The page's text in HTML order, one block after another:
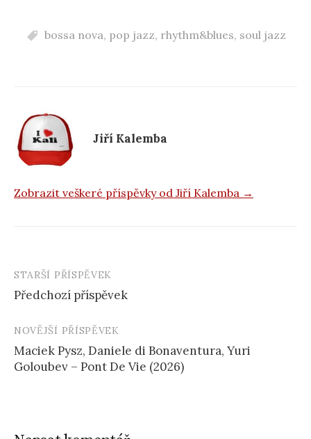
c
o
k
bossa nova, pop jazz, rhythm&blues, soul jazz
Jiří Kalemba
Zobrazit veškeré příspěvky od Jiří Kalemba →
Navigace
příspěvku
STARŠÍ PŘÍSPĚVEK
Předchozí příspěvek
NOVĚJŠÍ PŘÍSPĚVEK
Maciek Pysz, Daniele di Bonaventura, Yuri
Goloubev – Pont De Vie (2026)